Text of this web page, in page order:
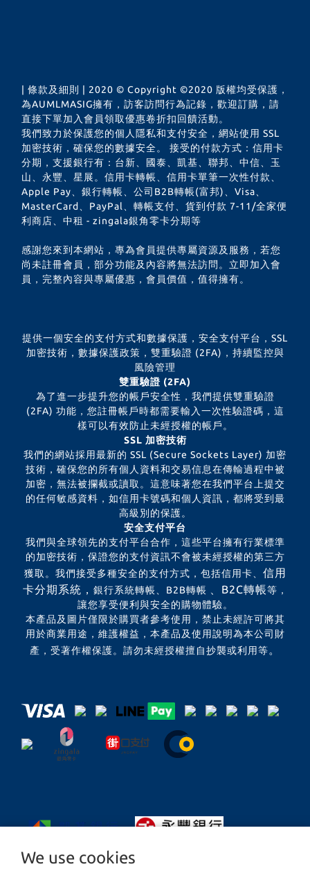
We use cookies
| 條款及細則 | 2020 © Copyright ©2020 版權均受保護，
為AUMLMASIG擁有，訪客訪問行為記錄，歡迎訂購，請
直接下單加入會員領取優惠卷折扣回饋活動。
我們致力於保護您的個人隱私和支付安全，網站使用 SSL
加密技術，確保您的數據安全。 接受的付款方式：信用卡
分期，支援銀行有：台新、國泰、凱基、聯邦、中信、玉
山、永豐、星展。信用卡轉帳、信用卡單筆一次性付款、
Apple Pay、銀行轉帳、公司B2B轉帳(富邦)、Visa、
MasterCard、PayPal、轉帳支付、貨到付款 7-11/全家便
利商店、中租 - zingala銀角零卡分期等
感謝您來到本網站，專為會員提供專屬資源及服務，若您
尚未註冊會員，部分功能及內容將無法訪問。立即加入會
員，完整內容與專屬優惠，會員價值，值得擁有。
提供一個安全的支付方式和數據保護，安全支付平台，SSL
加密技術，數據保護政策，雙重驗證 (2FA)，持續監控與
風險管理
雙重驗證 (2FA)
為了進一步提升您的帳戶安全性，我們提供雙重驗證
(2FA) 功能，您註冊帳戶時都需要輸入一次性驗證碼，這
樣可以有效防止未經授權的帳戶。
SSL 加密技術
我們的網站採用最新的 SSL (Secure Sockets Layer) 加密
技術，確保您的所有個人資料和交易信息在傳輸過程中被
加密，無法被攔截或讀取。這意味著您在我們平台上提交
的任何敏感資料，如信用卡號碼和個人資訊，都將受到最
高級別的保護。
安全支付平台
我們與全球領先的支付平台合作，這些平台擁有行業標準
的加密技術，保證您的支付資訊不會被未經授權的第三方
獲取。我們接受多種安全的支付方式，包括信用卡、 信用
卡分期系統， 銀行系統轉帳、B2B轉帳 、B2C轉帳等，
讓您享受便利與安全的購物體驗。
本產品及圖片僅限於購買者參考使用，禁止未經許可將其
用於商業用途，維護權益，本產品及使用說明為本公司財
產，受著作權保護。請勿未經授權擅自抄襲或利用等。